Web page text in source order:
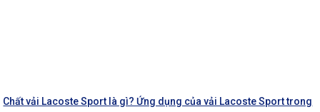
Chất vải Lacoste Sport là gì? Ứng dụng của vải Lacoste Sport trong